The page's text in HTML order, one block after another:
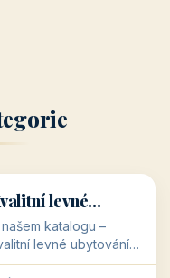
34 objektů
levné
katalogu –
levné ubytování –
pro Vás připraveny